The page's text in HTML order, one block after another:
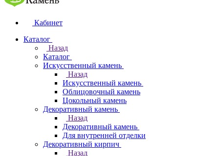
Кабинет
Каталог
Назад
Каталог
Искусственный камень
Назад
Искусственный камень
Облицовочный камень
Цокольный камень
Декоративный камень
Назад
Декоративный камень
Для внутренней отделки
Декоративный кирпич
Назад